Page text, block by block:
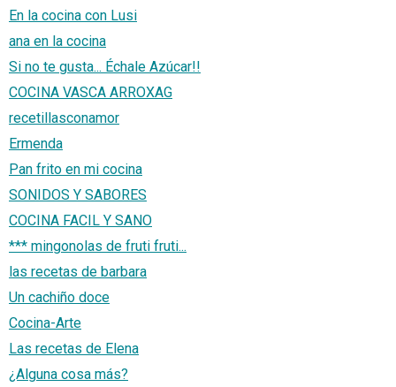
En la cocina con Lusi
ana en la cocina
Si no te gusta... Échale Azúcar!!
COCINA VASCA ARROXAG
recetillasconamor
Ermenda
Pan frito en mi cocina
SONIDOS Y SABORES
COCINA FACIL Y SANO
*** mingonolas de fruti fruti...
las recetas de barbara
Un cachiño doce
Cocina-Arte
Las recetas de Elena
¿Alguna cosa más?